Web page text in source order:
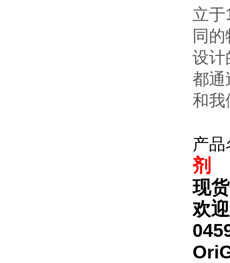
立
同
设计
都通
和我
产品
剂
现
欢